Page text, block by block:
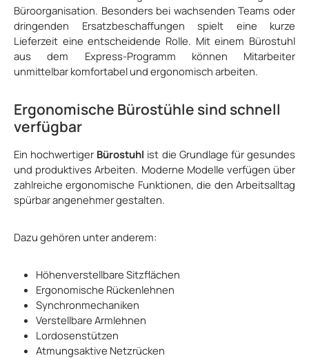
Büroorganisation. Besonders bei wachsenden Teams oder
dringenden Ersatzbeschaffungen spielt eine kurze
Lieferzeit eine entscheidende Rolle. Mit einem Bürostuhl
aus dem Express-Programm können Mitarbeiter
unmittelbar komfortabel und ergonomisch arbeiten.
Ergonomische Bürostühle sind schnell
verfügbar
Ein hochwertiger Bürostuhl ist die Grundlage für gesundes
und produktives Arbeiten. Moderne Modelle verfügen über
zahlreiche ergonomische Funktionen, die den Arbeitsalltag
spürbar angenehmer gestalten.
Dazu gehören unter anderem:
Höhenverstellbare Sitzflächen
Ergonomische Rückenlehnen
Synchronmechaniken
Verstellbare Armlehnen
Lordosenstützen
Atmungsaktive Netzrücken